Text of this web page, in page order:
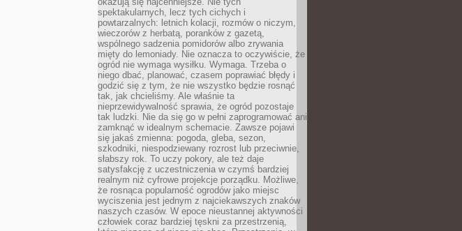
spektakularnych, lecz tych cichych i
powtarzalnych: letnich kolacji, rozmów o niczym,
wieczorów z herbatą, poranków z gazetą,
wspólnego sadzenia pomidorów albo zrywania
mięty do lemoniady. Nie oznacza to oczywiście, że
ogród nie wymaga wysiłku. Wymaga. Trzeba o
niego dbać, planować, czasem poprawiać błędy i
godzić się z tym, że nie wszystko będzie rosnąć
tak, jak chcieliśmy. Ale właśnie ta
nieprzewidywalność sprawia, że ogród pozostaje
tak ludzki. Nie da się go w pełni zaprogramować ani
zamknąć w idealnym schemacie. Zawsze pojawi
się jakaś zmienna: pogoda, gleba, sezon,
szkodniki, niespodziewany rozrost lub przeciwnie,
słabszy rok. To uczy pokory, ale też daje
satysfakcję z uczestniczenia w czymś bardziej
realnym niż cyfrowe projekcje porządku. Możliwe,
że rosnąca popularność ogrodów jako miejsc
wyciszenia jest jednym z najciekawszych znaków
naszych czasów. W epoce nieustannej aktywności
człowiek coraz bardziej tęskni za przestrzenią,